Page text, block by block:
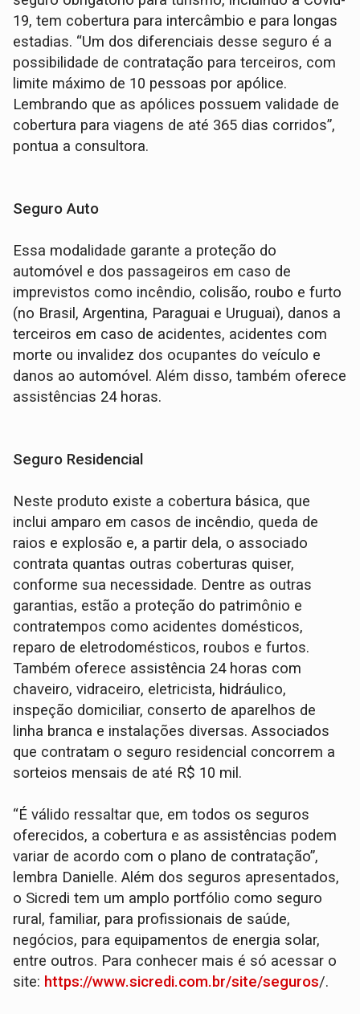
19, tem cobertura para intercâmbio e para longas
estadias. “Um dos diferenciais desse seguro é a
possibilidade de contratação para terceiros, com
limite máximo de 10 pessoas por apólice.
Lembrando que as apólices possuem validade de
cobertura para viagens de até 365 dias corridos”,
pontua a consultora.
Seguro Auto
Essa modalidade garante a proteção do
automóvel e dos passageiros em caso de
imprevistos como incêndio, colisão, roubo e furto
(no Brasil, Argentina, Paraguai e Uruguai), danos a
terceiros em caso de acidentes, acidentes com
morte ou invalidez dos ocupantes do veículo e
danos ao automóvel. Além disso, também oferece
assistências 24 horas.
Seguro Residencial
Neste produto existe a cobertura básica, que
inclui amparo em casos de incêndio, queda de
raios e explosão e, a partir dela, o associado
contrata quantas outras coberturas quiser,
conforme sua necessidade. Dentre as outras
garantias, estão a proteção do patrimônio e
contratempos como acidentes domésticos,
reparo de eletrodomésticos, roubos e furtos.
Também oferece assistência 24 horas com
chaveiro, vidraceiro, eletricista, hidráulico,
inspeção domiciliar, conserto de aparelhos de
linha branca e instalações diversas. Associados
que contratam o seguro residencial concorrem a
sorteios mensais de até R$ 10 mil.
“É válido ressaltar que, em todos os seguros
oferecidos, a cobertura e as assistências podem
variar de acordo com o plano de contratação”,
lembra Danielle. Além dos seguros apresentados,
o Sicredi tem um amplo portfólio como seguro
rural, familiar, para profissionais de saúde,
negócios, para equipamentos de energia solar,
entre outros. Para conhecer mais é só acessar o
site: https://www.sicredi.com.br/site/seguros/.